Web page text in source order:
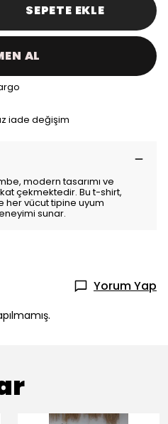
SEPETE EKLE
AL
iade değişim
modern tasarımı ve
çekmektedir. Bu t-shirt,
vücut tipine uyum
sunar.
Yorum Yap